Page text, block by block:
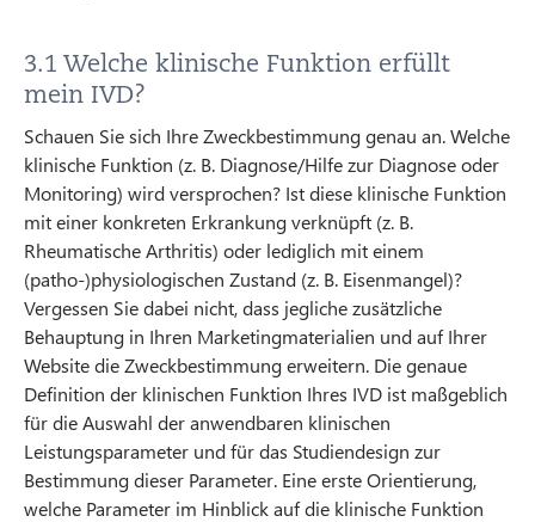
3.1 Welche klinische Funktion erfüllt
mein IVD?
Schauen Sie sich Ihre Zweckbestimmung genau an. Welche
klinische Funktion (z. B. Diagnose/Hilfe zur Diagnose oder
Monitoring) wird versprochen? Ist diese klinische Funktion
mit einer konkreten Erkrankung verknüpft (z. B.
Rheumatische Arthritis) oder lediglich mit einem
(patho-)physiologischen Zustand (z. B. Eisenmangel)?
Vergessen Sie dabei nicht, dass jegliche zusätzliche
Behauptung in Ihren Marketingmaterialien und auf Ihrer
Website die Zweckbestimmung erweitern. Die genaue
Definition der klinischen Funktion Ihres IVD ist maßgeblich
für die Auswahl der anwendbaren klinischen
Leistungsparameter und für das Studiendesign zur
Bestimmung dieser Parameter. Eine erste Orientierung,
welche Parameter im Hinblick auf die klinische Funktion